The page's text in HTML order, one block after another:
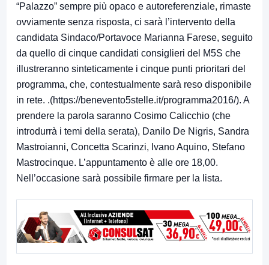
“Palazzo” sempre più opaco e autoreferenziale, rimaste
ovviamente senza risposta, ci sarà l’intervento della
candidata Sindaco/Portavoce Marianna Farese, seguito
da quello di cinque candidati consiglieri del M5S che
illustreranno sinteticamente i cinque punti prioritari del
programma, che, contestualmente sarà reso disponibile
in rete. .(https://benevento5stelle.it/programma2016/). A
prendere la parola saranno Cosimo Calicchio (che
introdurrà i temi della serata), Danilo De Nigris, Sandra
Mastroianni, Concetta Scarinzi, Ivano Aquino, Stefano
Mastrocinque. L’appuntamento è alle ore 18,00.
Nell’occasione sarà possibile firmare per la lista.